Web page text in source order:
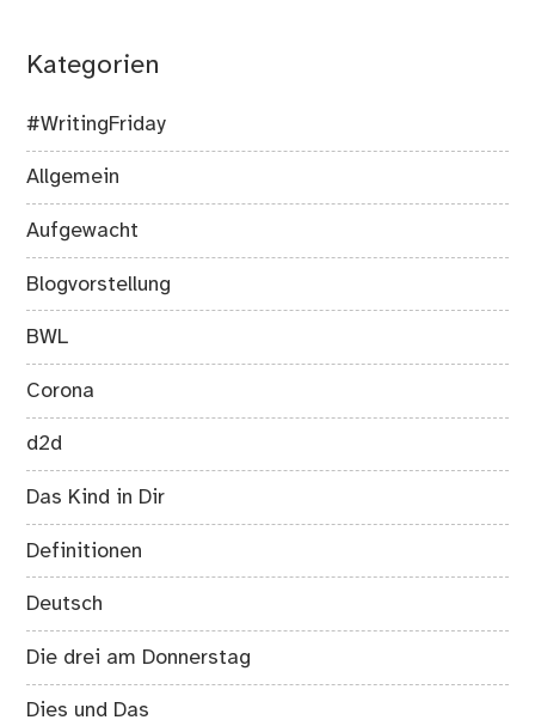
Kategorien
#WritingFriday
Allgemein
Aufgewacht
Blogvorstellung
BWL
Corona
d2d
Das Kind in Dir
Definitionen
Deutsch
Die drei am Donnerstag
Dies und Das